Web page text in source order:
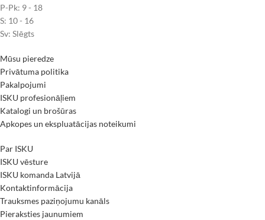
P-Pk: 9 - 18
S: 10 - 16
Sv: Slēgts
Mūsu pieredze
Privātuma politika
Pakalpojumi
ISKU profesionāļiem
Katalogi un brošūras
Apkopes un ekspluatācijas noteikumi
Par ISKU
ISKU vēsture
ISKU komanda Latvijā
Kontaktinformācija
Trauksmes paziņojumu kanāls
Pieraksties jaunumiem